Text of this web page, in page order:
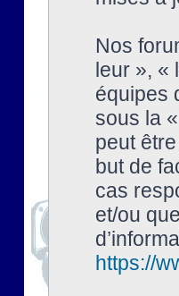
Nos
leur », «
équipes
sous la «
peut
but de
cas
et/ou
https://